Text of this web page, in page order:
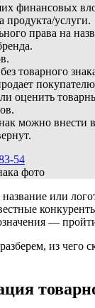
финансовых
продукта/услуги.
права на
товарного
покупателю
оценить
можно внести в
54
или
—
из чего